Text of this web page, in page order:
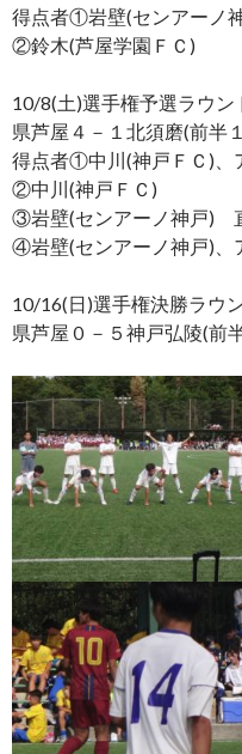
得点者①岩壁(センアーノ
②鈴木(芦屋学園ＦＣ)
10/8(土)選手権予選ラウン
県芦屋４－１北須磨(前半
得点者①中川(神戸ＦＣ)
②中川(神戸ＦＣ)
③岩壁(センアーノ神戸)
④岩壁(センアーノ神戸)
10/16(日)選手権決勝ラウ
県芦屋０－５神戸弘陵(前